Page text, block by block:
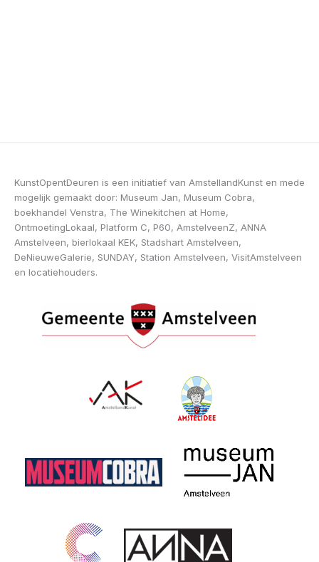
KunstOpentDeuren is een initiatief van AmstellandKunst en mede
mogelijk gemaakt door: Museum Jan, Museum Cobra,
boekhandel Venstra, The Winekitchen at Home,
OntmoetingLokaal, Platform C, P60, AmstelveenZ, ANNA
Amstelveen, bierlokaal KEK, Stadshart Amstelveen,
DeNieuweGalerie, SUNDAY, Station Amstelveen, VisitAmstelveen
en locatiehouders.